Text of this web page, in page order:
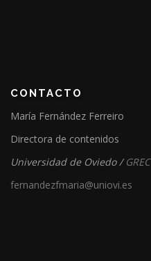
CONTACTO
María Fernández Ferreiro
Directora de contenidos
Universidad de Oviedo /GREC
fernandezfmaria@uniovi.es